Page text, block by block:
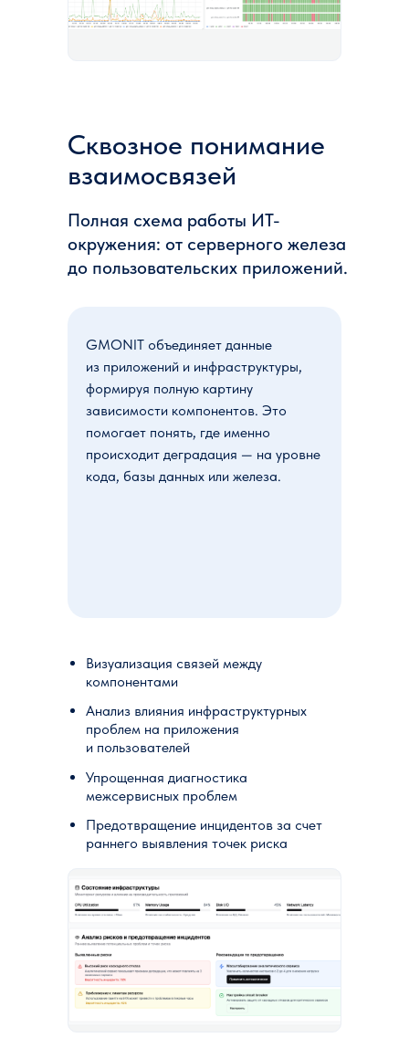
Сквозное понимание
взаимосвязей
Полная схема работы ИТ-
окружения: от серверного железа
до пользовательских приложений.
GMONIT объединяет данные
из приложений и инфраструктуры,
формируя полную картину
зависимости компонентов. Это
помогает понять, где именно
происходит деградация — на уровне
кода, базы данных или железа.
Визуализация связей между
компонентами
Анализ влияния инфраструктурных
проблем на приложения
и пользователей
Упрощенная диагностика
межсервисных проблем
Предотвращение инцидентов за счет
раннего выявления точек риска